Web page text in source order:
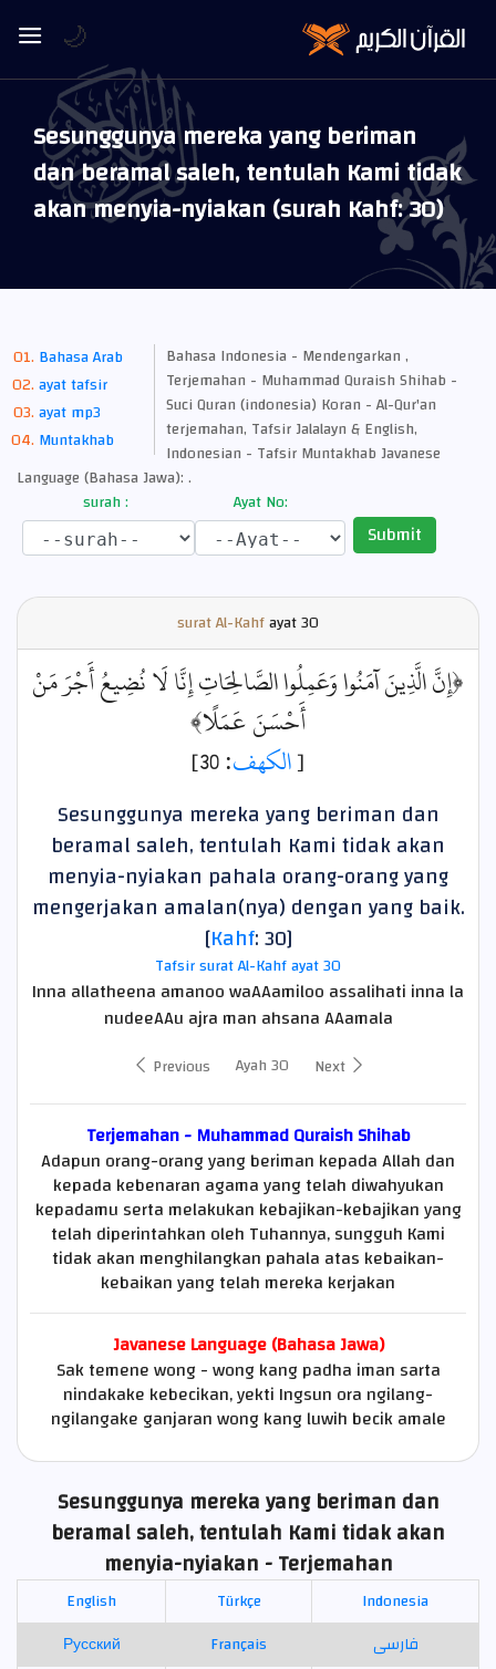
Sesunggunya mereka yang beriman
dan beramal saleh, tentulah Kami tidak
akan menyia-nyiakan (surah Kahf: 30)
Bahasa Arab
ayat tafsir
ayat mp3
Muntakhab
Bahasa Indonesia - Mendengarkan ,
Terjemahan - Muhammad Quraish Shihab -
Suci Quran (indonesia) Koran - Al-Qur'an
terjemahan, Tafsir Jalalayn & English,
Indonesian - Tafsir Muntakhab Javanese
Language (Bahasa Jawa): .
surah :
Ayat No:
Submit
surat Al-Kahfayat30
﴿إِنَّ الَّذِينَ آمَنُوا وَعَمِلُوا الصَّالِحَاتِ إِنَّا لَا نُضِيعُ أَجْرَ مَنْ
أَحْسَنَ عَمَلًا﴾
[الكهف: 30]
Sesunggunya mereka yang beriman dan
beramal saleh, tentulah Kami tidak akan
menyia-nyiakan pahala orang-orang yang
mengerjakan amalan(nya) dengan yang baik.
[Kahf: 30]
Tafsir surat Al-Kahf ayat 30
Inna allatheena amanoo waAAamiloo assalihati inna la
nudeeAAu ajra man ahsana AAamala
Previous Ayah 30 Next
Terjemahan - Muhammad Quraish Shihab
Adapun orang-orang yang beriman kepada Allah dan
kepada kebenaran agama yang telah diwahyukan
kepadamu serta melakukan kebajikan-kebajikan yang
telah diperintahkan oleh Tuhannya, sungguh Kami
tidak akan menghilangkan pahala atas kebaikan-
kebaikan yang telah mereka kerjakan
Javanese Language (Bahasa Jawa)
Sak temene wong - wong kang padha iman sarta
nindakake kebecikan, yekti Ingsun ora ngilang-
ngilangake ganjaran wong kang luwih becik amale
Sesunggunya mereka yang beriman dan
beramal saleh, tentulah Kami tidak akan
menyia-nyiakan - Terjemahan
English Türkçe
Indonesia
Русский
Français
فارسی
🌙